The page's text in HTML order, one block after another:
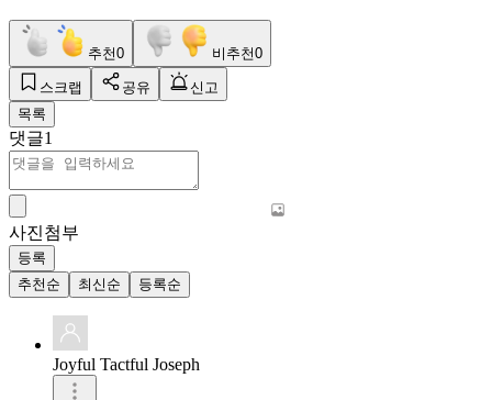
추천0 비추천0
스크랩 공유
신고
목록
댓글1
사진첨부
등록
추천순
최신순 등록순
Joyful Tactful Joseph